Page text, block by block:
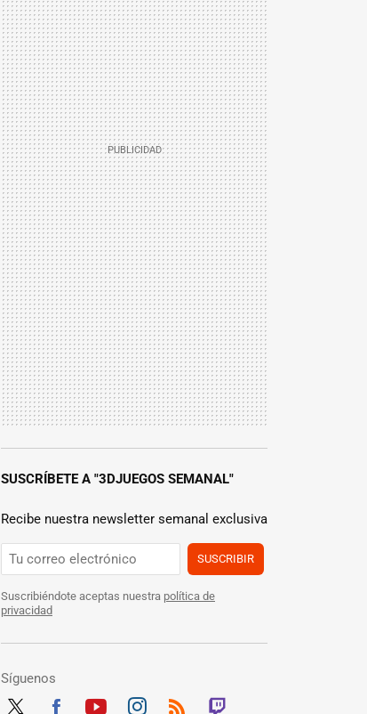
SUSCRÍBETE A "3DJUEGOS SEMANAL"
Recibe nuestra newsletter semanal exclusiva
SUSCRIBIR
Suscribiéndote aceptas nuestra política de
privacidad
Síguenos